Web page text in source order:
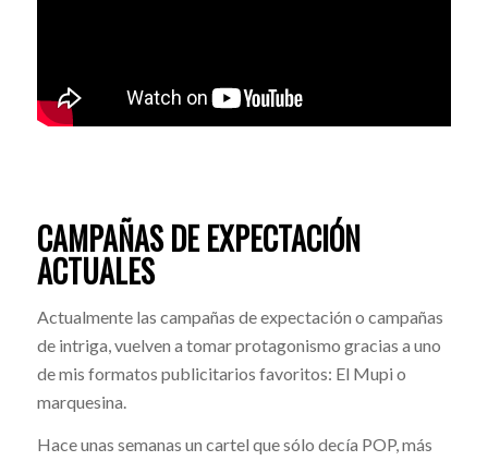
CAMPAÑAS DE EXPECTACIÓN
ACTUALES
Actualmente las campañas de expectación o campañas
de intriga, vuelven a tomar protagonismo gracias a uno
de mis formatos publicitarios favoritos: El Mupi o
marquesina.
Hace unas semanas un cartel que sólo decía POP, más